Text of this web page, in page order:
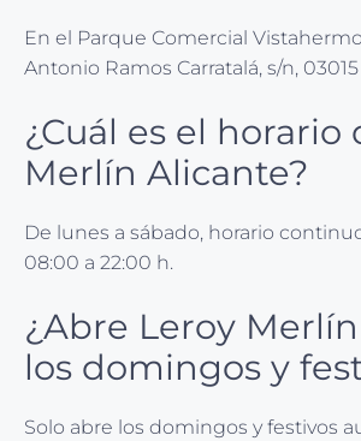
En el Parque Comercial
Antonio Ramos Carratalá, s/n,
¿Cuál es el horario
Merlín Alicante?
De lunes a sábado, horario
08:00 a 22:00 h.
¿Abre Leroy
los domingos y
Solo abre los domingos y festivos